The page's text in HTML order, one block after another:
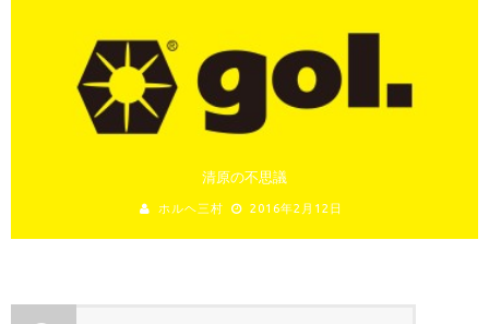
清原の不思議
ホルヘ三村 2016年2月12日